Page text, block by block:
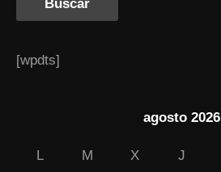
[wpdts]
agosto 2026
L M X J